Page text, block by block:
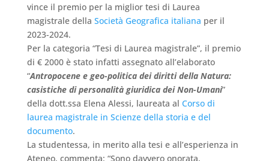
vince il premio per la miglior tesi di Laurea
magistrale della Società Geografica italiana per il
2023-2024.
Per la categoria “Tesi di Laurea magistrale”, il premio
di € 2000 è stato infatti assegnato all’elaborato
“Antropocene e geo-politica dei diritti della Natura:
casistiche di personalità giuridica dei Non-Umani”
della dott.ssa Elena Alessi, laureata al Corso di
laurea magistrale in Scienze della storia e del
documento.
La studentessa, in merito alla tesi e all’esperienza in
Ateneo, commenta: “Sono davvero onorata,